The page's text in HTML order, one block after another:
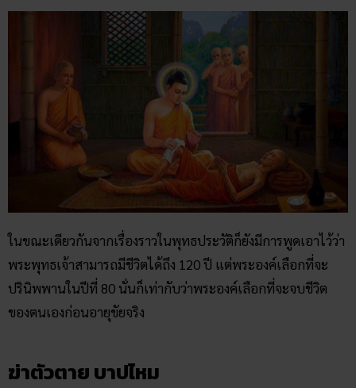
ในขณะเดียวกันจากเรื่องราวในพุทธประวัติก็ยังมีการพูดเอาไว้ว่า
พระพุทธเจ้าสามารถมีชีวิตได้ถึง 120 ปี แต่พระองค์เลือกที่จะ
ปรินิพพานในปีที่ 80 นั่นก็เท่ากับว่าพระองค์เลือกที่จะจบชีวิต
ของตนเองก่อนอายุขัยจริง
ฆ่าตัวตาย บาปไหม